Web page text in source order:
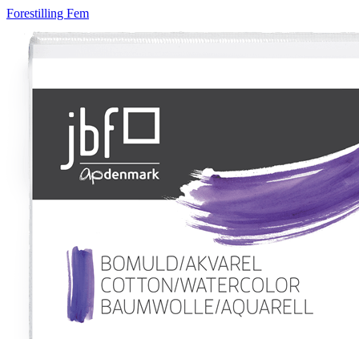
Forestilling Fem